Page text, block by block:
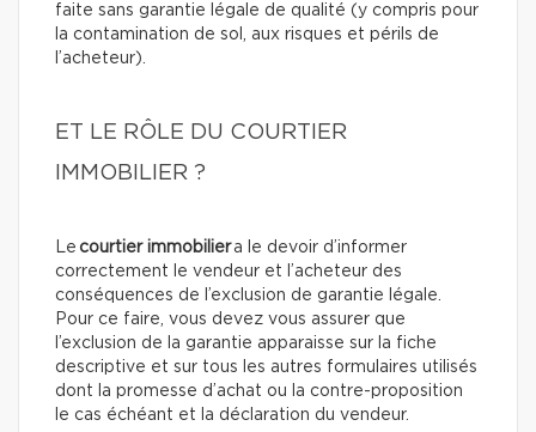
faite sans garantie légale de qualité (y compris pour
la contamination de sol, aux risques et périls de
l’acheteur).
ET LE RÔLE DU COURTIER
IMMOBILIER ?
Le courtier immobiliera le devoir d’informer
correctement le vendeur et l’acheteur des
conséquences de l’exclusion de garantie légale.
Pour ce faire, vous devez vous assurer que
l’exclusion de la garantie apparaisse sur la fiche
descriptive et sur tous les autres formulaires utilisés
dont la promesse d’achat ou la contre-proposition
le cas échéant et la déclaration du vendeur.